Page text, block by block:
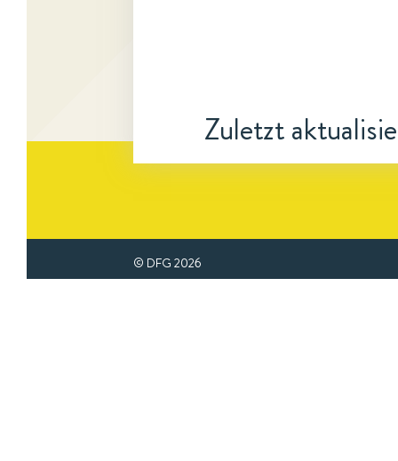
Zuletzt
© DFG 2026